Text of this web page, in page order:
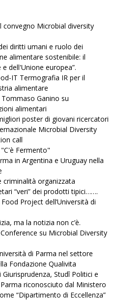
convegno Microbial diversity
diritti umani e ruolo dei
alimentare sostenibile: il
dell'Unione europea”.
IT Termografia IR per il
alimentare
Ganino su
alimentari
poster di giovani ricercatori
Microbial Diversity
call
Fermento"
in Argentina e Uruguay nella
organizzata
“veri” dei prodotti tipici…….
Project dell’Università di
ma la notizia non c’è.
su Microbial Diversity
di Parma nel settore
Fondazione Qualivita
Studî Politici e
riconosciuto dal Ministero
“Dipartimento di Eccellenza”